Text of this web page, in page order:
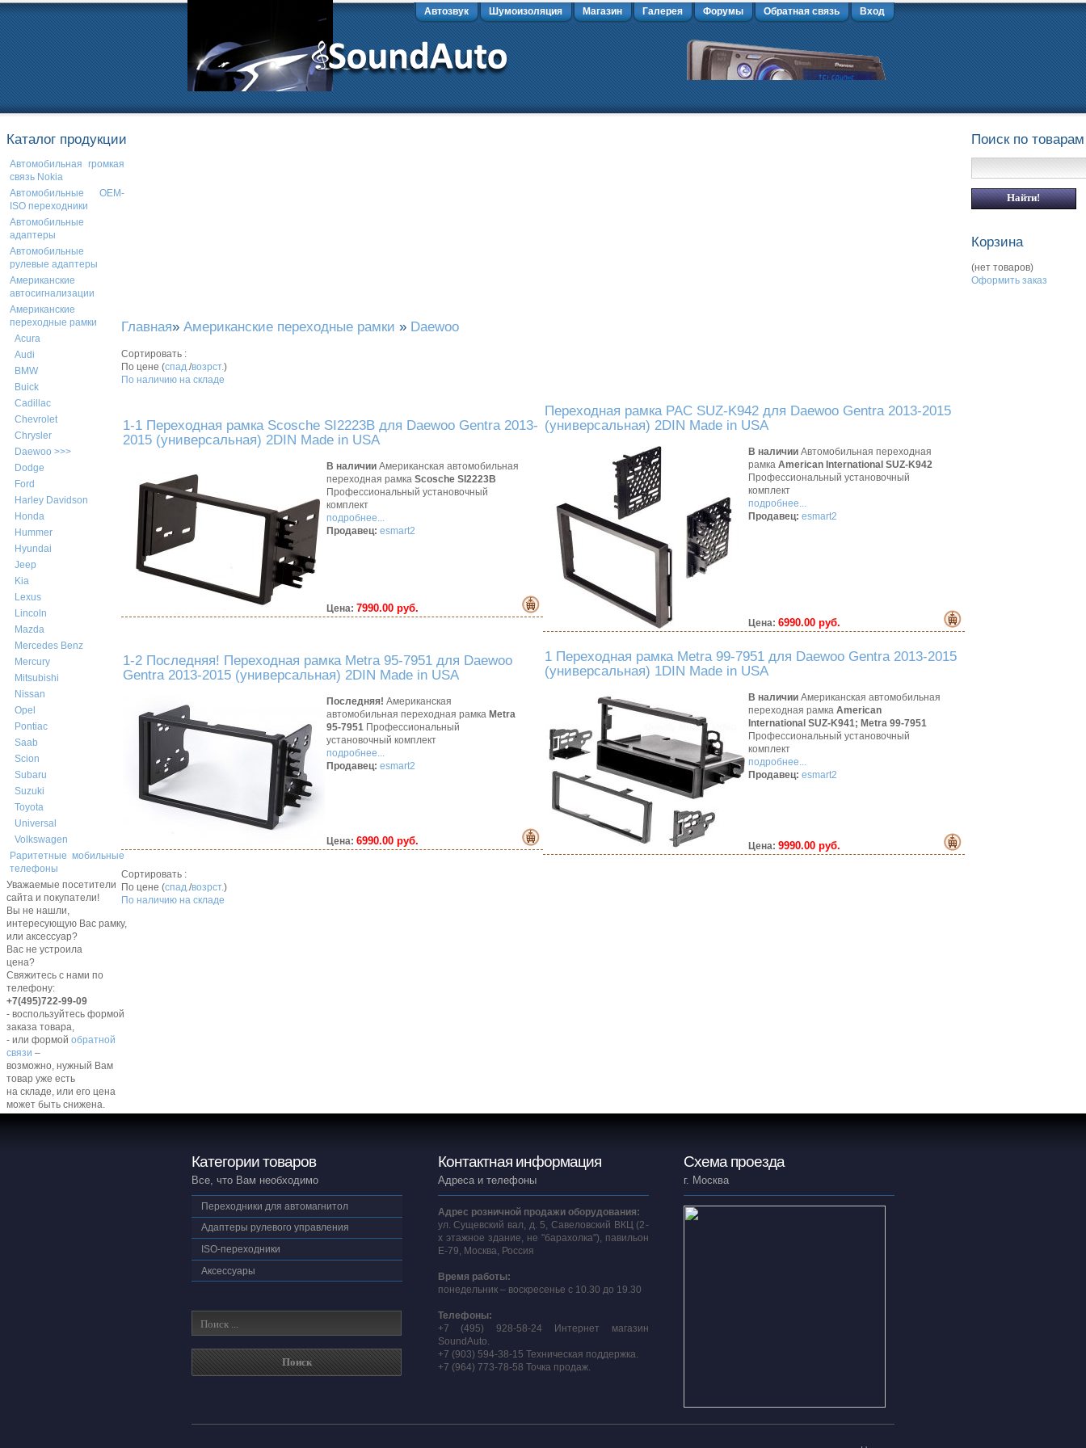
Автозвук Шумоизоляция Магазин Галерея Форумы Обратная связь Вход
Каталог продукции
Автомобильная громкая
связь Nokia
Автомобильные OEM-
ISO переходники
Автомобильные
адаптеры
Автомобильные
рулевые адаптеры
Американские
автосигнализации
Американские
переходные рамки
Acura
Audi
BMW
Buick
Cadillac
Chevrolet
Chrysler
Daewoo >>>
Dodge
Ford
Harley Davidson
Honda
Hummer
Hyundai
Jeep
Kia
Lexus
Lincoln
Mazda
Mercedes Benz
Mercury
Mitsubishi
Nissan
Opel
Pontiac
Saab
Scion
Subaru
Suzuki
Toyota
Universal
Volkswagen
Раритетные мобильные
телефоны
Уважаемые посетители
сайта и покупатели!
Вы не нашли,
интересующую Вас рамку,
или аксессуар?
Вас не устроила
цена?
Свяжитесь с нами по
телефону:
+7(495)722-99-09
- воспользуйтесь формой
заказа товара,
- или формой обратной
связи –
возможно, нужный Вам
товар уже есть
на складе, или его цена
может быть снижена.
Главная» Американские переходные рамки » Daewoo
Сортировать :
По цене (спад./возрст.)
По наличию на складе
1-1 Переходная рамка Scosche SI2223B для Daewoo Gentra 2013-
2015 (универсальная) 2DIN Made in USA
В наличии Американская автомобильная
переходная рамка Scosche SI2223B
Профессиональный установочный
комплект
подробнее...
Продавец: esmart2
Цена: 7990.00 руб.
Переходная рамка PAC SUZ-K942 для Daewoo Gentra 2013-2015
(универсальная) 2DIN Made in USA
В наличии Автомобильная переходная
рамка American International SUZ-K942
Профессиональный установочный
комплект
подробнее...
Продавец: esmart2
Цена: 6990.00 руб.
1-2 Последняя! Переходная рамка Metra 95-7951 для Daewoo
Gentra 2013-2015 (универсальная) 2DIN Made in USA
Последняя! Американская
автомобильная переходная рамка Metra
95-7951 Профессиональный
установочный комплект
подробнее...
Продавец: esmart2
Цена: 6990.00 руб.
1 Переходная рамка Metra 99-7951 для Daewoo Gentra 2013-2015
(универсальная) 1DIN Made in USA
В наличии Американская автомобильная
переходная рамка American
International SUZ-K941; Metra 99-7951
Профессиональный установочный
комплект
подробнее...
Продавец: esmart2
Цена: 9990.00 руб.
Сортировать :
По цене (спад./возрст.)
По наличию на складе
Поиск по товарам
Корзина
(нет товаров)
Оформить заказ
Категории товаров
Все, что Вам необходимо
Переходники для автомагнитол
Адаптеры рулевого управления
ISO-переходники
Аксессуары
Контактная информация
Адреса и телефоны
Адрес розничной продажи оборудования:
ул. Сущевский вал, д. 5, Савеловский ВКЦ (2-
х этажное здание, не "барахолка"), павильон
E-79, Москва, Россия
Время работы:
понедельник – воскресенье с 10.30 до 19.30
Телефоны:
+7 (495) 928-58-24 Интернет магазин
SoundAuto.
+7 (903) 594-38-15 Техническая поддержка.
+7 (964) 773-78-58 Точка продаж.
Схема проезда
г. Москва